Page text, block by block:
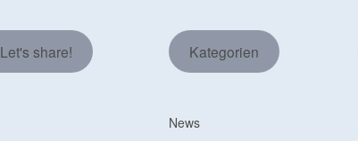
Let's share! Kategorien
News